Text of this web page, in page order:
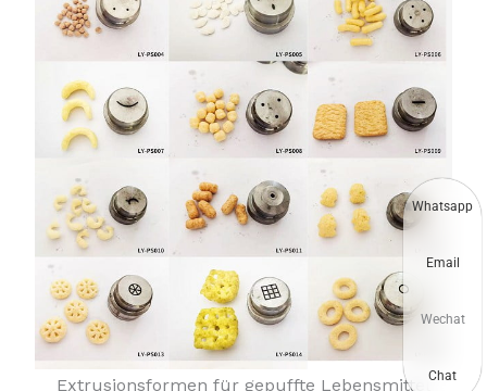
Extrusionsformen für gepuffte Lebensmittel
Whatsapp
Email
Wechat
Chat